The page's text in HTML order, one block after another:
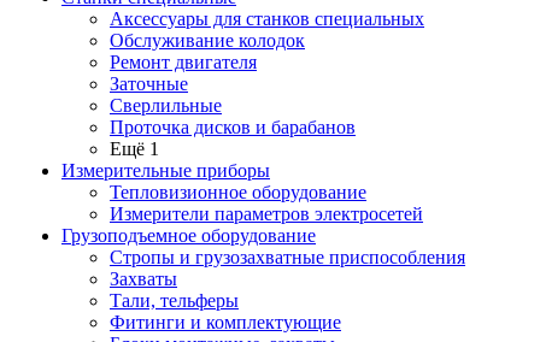
Аксессуары для станков специальных
Обслуживание колодок
Ремонт двигателя
Заточные
Сверлильные
Проточка дисков и барабанов
Ещё 1
Измерительные приборы
Тепловизионное оборудование
Измерители параметров электросетей
Грузоподъемное оборудование
Стропы и грузозахватные приспособления
Захваты
Тали, тельферы
Фитинги и комплектующие